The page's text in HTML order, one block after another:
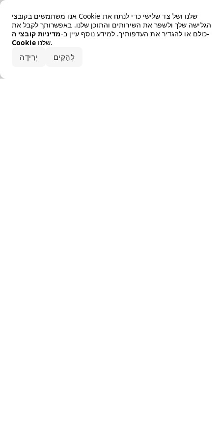
אנו משתמשים בקובצי Cookie שלנו ושל צד שלישי כדי לנתח את
הגלישה שלך ולשפר את השירותים והתוכן שלנו. באפשרותך לקבל את
כולם או להגדיר את העדפותיך. למידע נוסף עיין ב-מדיניות קובצי ה-
Cookie
שלנו.
יְרִידָה לְהַקִים
Error loading the brand